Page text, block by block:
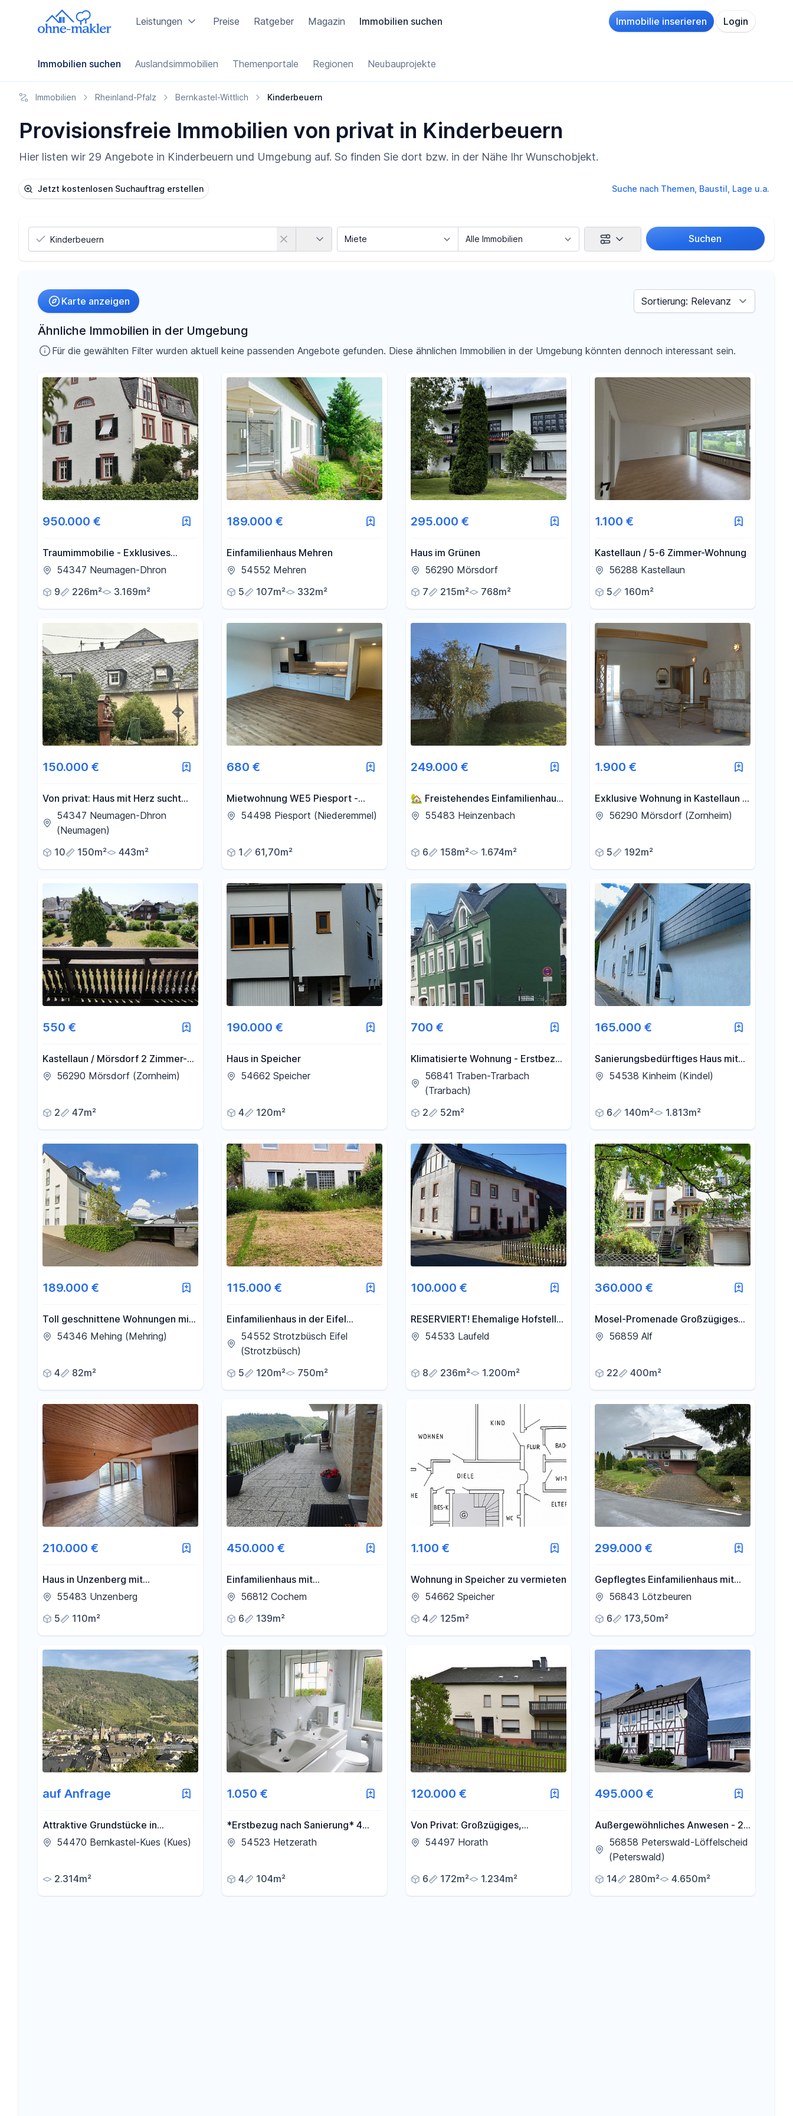
Leistungen Preise Ratgeber Magazin Immobilien suchen Immobilie inserieren Login
Immobilien suchen Auslandsimmobilien Themenportale Regionen Neubauprojekte
Immobilien Rheinland-Pfalz Bernkastel-Wittlich Kinderbeuern
Provisionsfreie Immobilien von privat in Kinderbeuern
Hier listen wir 29 Angebote in Kinderbeuern und Umgebung auf. So finden Sie dort bzw. in der Nähe Ihr Wunschobjekt.
Jetzt kostenlosen Suchauftrag erstellen Suche nach Themen, Baustil, Lage u.a.
Suchen
Filter für Preis zurücksetzen
Fläche - m²
Filter für Fläche zurücksetzen
Karte anzeigen
Sortieren nach
Ähnliche Immobilien in der Umgebung
Für die gewählten Filter wurden aktuell keine passenden Angebote gefunden. Diese ähnlichen Immobilien in der Umgebung könnten dennoch interessant sein.
950.000 €
Traumimmobilie - Exklusives
Liebhaberobjekt, selten,
Privatsphäre
54347 Neumagen-Dhron
9
226m² 3.169m²
189.000 €
Einfamilienhaus Mehren
54552 Mehren
5
107m² 332m²
295.000 €
Haus im Grünen
56290 Mörsdorf
7
215m² 768m²
1.100 €
Kastellaun / 5-6 Zimmer-Wohnung
56288 Kastellaun
5
160m²
150.000 €
Von privat: Haus mit Herz sucht
neue Besitzer inklusiv
Baugrundstück
54347 Neumagen-Dhron
(Neumagen)
10
150m² 443m²
680 €
Mietwohnung WE5 Piesport -
Neubau inkl. Einbauküche
54498 Piesport (Niederemmel)
1 61,70m²
249.000 €
🏡 Freistehendes Einfamilienhaus
mit großer Scheune auf 1.674 m²
55483 Heinzenbach
6 158m² 1.674m²
1.900 €
Exklusive Wohnung in Kastellaun /
Mörsdorf
56290 Mörsdorf (Zornheim)
5 192m²
550 €
Kastellaun / Mörsdorf 2 Zimmer-
Wohnung
56290 Mörsdorf (Zornheim)
2 47m²
190.000 €
Haus in Speicher
54662 Speicher
4 120m²
700 €
Klimatisierte Wohnung - Erstbezug
nach Kernsanierung
56841 Traben-Trarbach
(Trarbach)
2
52m²
165.000 €
Sanierungsbedürftiges Haus mit
großem Grundstück
54538 Kinheim (Kindel)
6 140m² 1.813m²
189.000 €
Toll geschnittene Wohnungen mit
Südbalkon zur Selbstnutzung
54346 Mehing (Mehring)
4 82m²
115.000 €
Einfamilienhaus in der Eifel
zuverkaufen
54552 Strotzbüsch Eifel
(Strotzbüsch)
5
120m² 750m²
100.000 €
RESERVIERT! Ehemalige Hofstelle
mit enormem Potenzial und
54533 Laufeld
8 236m² 1.200m²
360.000 €
Mosel-Promenade Großzügiges
Anwesen für Individualisten
56859 Alf
22 400m²
210.000 €
Haus in Unzenberg mit
Ausbaureserve
55483 Unzenberg
5
110m²
450.000 €
Einfamilienhaus mit
Einliegerwohnung in Cochem
56812 Cochem
6
139m²
1.100 €
Wohnung in Speicher zu vermieten
54662 Speicher
4
125m²
299.000 €
Gepflegtes Einfamilienhaus mit
großem Grundstück zu verkaufen
56843 Lötzbeuren
6
173,50m²
auf Anfrage
Attraktive Grundstücke in
exklusiver Höhenlage:
54470 Bernkastel-Kues (Kues)
2.314m²
1.050 €
*Erstbezug nach Sanierung* 4
ZKB-Whg. 104 m² mit Terrasse &
54523 Hetzerath
4 104m²
120.000 €
Von Privat: Großzügiges,
ausbaufähiges
54497 Horath
6 172m² 1.234m²
495.000 €
Außergewöhnliches Anwesen - 2
Wohnhäuser u.
Wirtschaftsgebäude auf großem
56858 Peterswald-Löffelscheid
(Peterswald)
14
280m² 4.650m²